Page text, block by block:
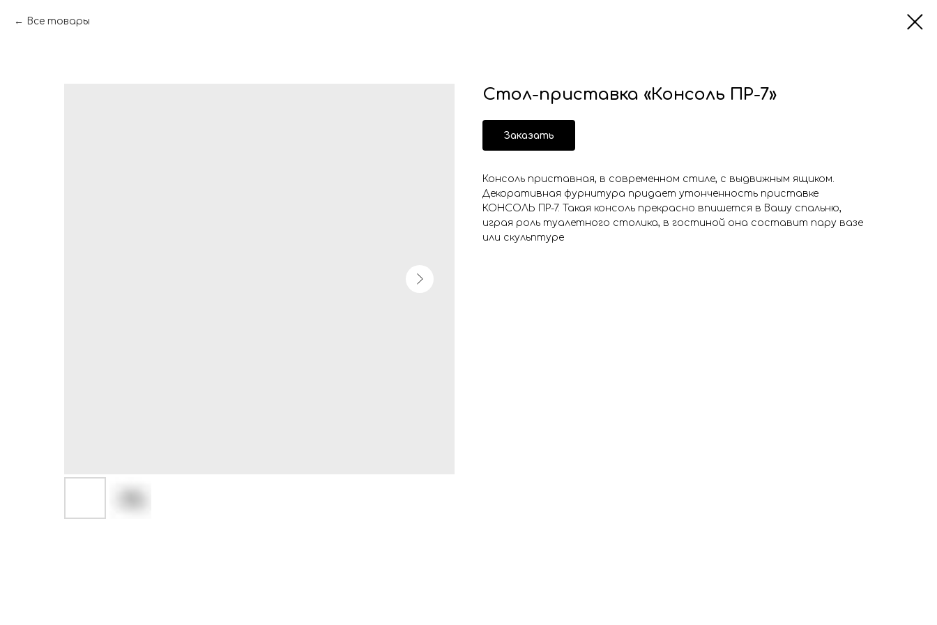
Все товары
Стол-приставка «Консоль ПР-7»
Заказать
Консоль приставная, в современном стиле, с выдвижным ящиком.
Декоративная фурнитура придает утонченность приставке
КОНСОЛЬ ПР-7. Такая консоль прекрасно впишется в Вашу спальню,
играя роль туалетного столика, в гостиной она составит пару вазе
или скульптуре